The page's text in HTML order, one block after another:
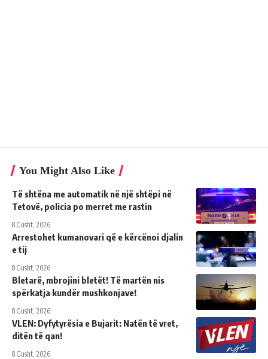
You Might Also Like
Të shtëna me automatik në një shtëpi në
Tetovë, policia po merret me rastin
8 Gusht, 2026
Arrestohet kumanovari që e kërcënoi djalin
e tij
8 Gusht, 2026
Bletarë, mbrojini bletët! Të martën nis
spërkatja kundër mushkonjave!
8 Gusht, 2026
VLEN: Dyfytyrësia e Bujarit: Natën të vret,
ditën të qan!
8 Gusht, 2026